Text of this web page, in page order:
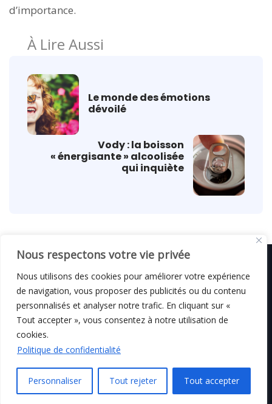
Nous respectons votre vie privée
Nous utilisons des cookies pour améliorer votre expérience
de navigation, vous proposer des publicités ou du contenu
personnalisés et analyser notre trafic. En cliquant sur «
Tout accepter », vous consentez à notre utilisation de
cookies.
Politique de confidentialité
Personnaliser Tout rejeter Tout accepter
d’importance.
À Lire Aussi
Le monde des émotions
dévoilé
Vody : la boisson
« énergisante » alcoolisée
qui inquiète
© C i E M2026
Mentions légales